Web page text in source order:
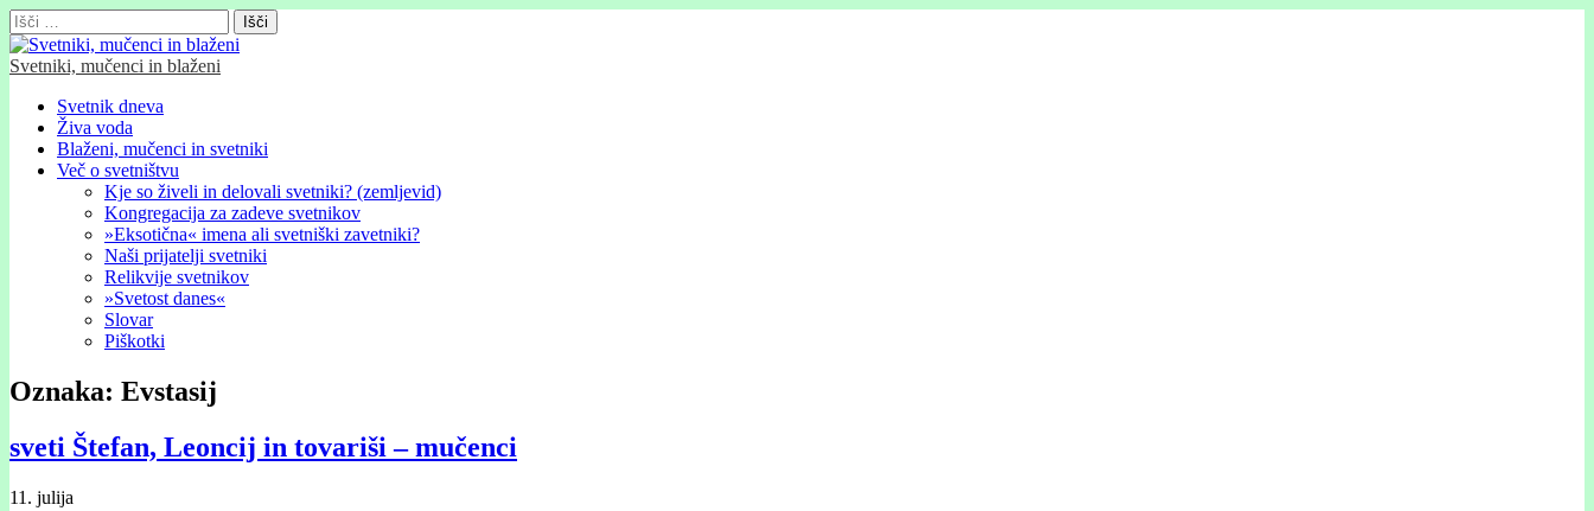
Išči:
Svetniki, mučenci in blaženi
Glavni
meni
Skip
content
Svetnik dneva
Živa voda
Blaženi, mučenci in svetniki
Več o svetništvu
Kje so živeli in delovali svetniki? (zemljevid)
Kongregacija za zadeve svetnikov
»Eksotična« imena ali svetniški zavetniki?
Naši prijatelji svetniki
Relikvije svetnikov
»Svetost danes«
Slovar
Piškotki
Oznaka: Evstasij
sveti Štefan, Leoncij in tovariši – mučenci
11. julija